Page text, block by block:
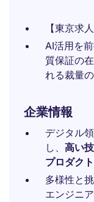
【東京求
AI活用を
質保証の
れる裁量
企業情報
デジタル
し、 高い
プロダク
多様性と
エンジニ